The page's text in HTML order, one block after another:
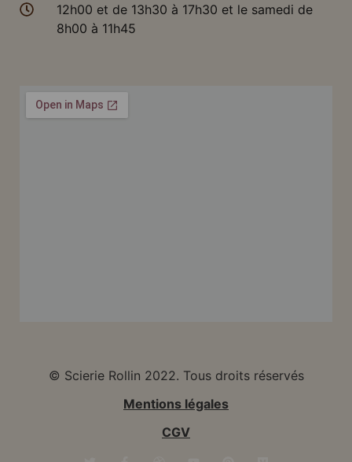
12h00 et de 13h30 à 17h30 et le samedi de
8h00 à 11h45
© Scierie Rollin 2022. Tous droits réservés
Mentions légales
CGV